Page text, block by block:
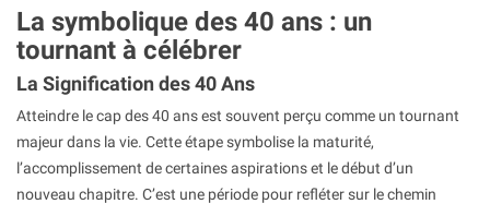
La symbolique des 40 ans : un
tournant à célébrer
La Signification des 40 Ans
Atteindre le cap des 40 ans est souvent perçu comme un tournant
majeur dans la vie. Cette étape symbolise la maturité,
l’accomplissement de certaines aspirations et le début d’un
nouveau chapitre. C’est une période pour refléter sur le chemin